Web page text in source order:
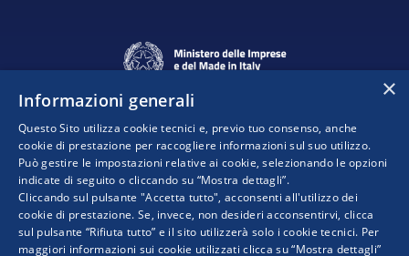
Progetto realizzato da:
×
Informazioni generali
Questo Sito utilizza cookie tecnici e, previo tuo consenso, anche
cookie di prestazione per raccogliere informazioni sul suo utilizzo.
Può gestire le impostazioni relative ai cookie, selezionando le opzioni
indicate di seguito o cliccando su “Mostra dettagli”.
Cliccando sul pulsante "Accetta tutto", acconsenti all'utilizzo dei
cookie di prestazione. Se, invece, non desideri acconsentirvi, clicca
sul pulsante “Rifiuta tutto” e il sito utilizzerà solo i cookie tecnici. Per
maggiori informazioni sui cookie utilizzati clicca su “Mostra dettagli”